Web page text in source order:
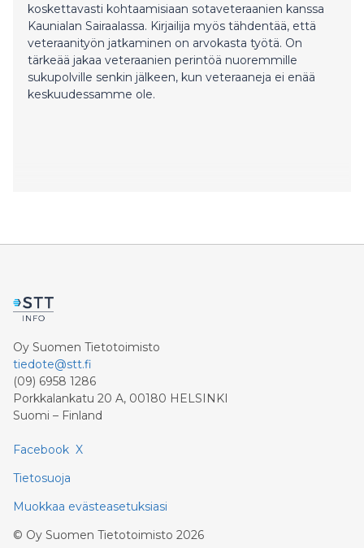
koskettavasti kohtaamisiaan sotaveteraanien kanssa
Kaunialan Sairaalassa. Kirjailija myös tähdentää, että
veteraanityön jatkaminen on arvokasta työtä. On
tärkeää jakaa veteraanien perintöä nuoremmille
sukupolville senkin jälkeen, kun veteraaneja ei enää
keskuudessamme ole.
Oy Suomen Tietotoimisto
tiedote@stt.fi
(09) 6958 1286
Porkkalankatu 20 A, 00180 HELSINKI
Suomi – Finland
Facebook X
Tietosuoja
Muokkaa evästeasetuksiasi
© Oy Suomen Tietotoimisto 2026